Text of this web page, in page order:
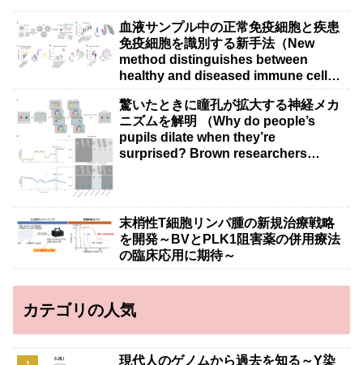
血液サンプル中の正常免疫細胞と疾患
免疫細胞を識別する新手法（New
method distinguishes between
healthy and diseased immune cells
驚いたときに瞳孔が拡大する神経メカ
ニズムを解明 （Why do people’s
pupils dilate when they’re
surprised? Brown researchers
末梢性T細胞リンパ腫の新規治療戦略
を開発～BVとPLK1阻害薬の併用療法
の臨床応用に期待～
カテゴリの人気
現代人のゲノムから過去を知る～Y染